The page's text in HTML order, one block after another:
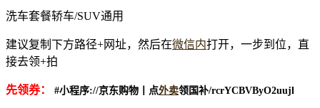
洗车套餐轿车/SUV通用
建议复制下方路径+网址，然后在微信内打开，一步到位，直
接去领+拍
先领券： #小程序://京东购物丨点外卖领国补/rcrYCBVByO2uujl